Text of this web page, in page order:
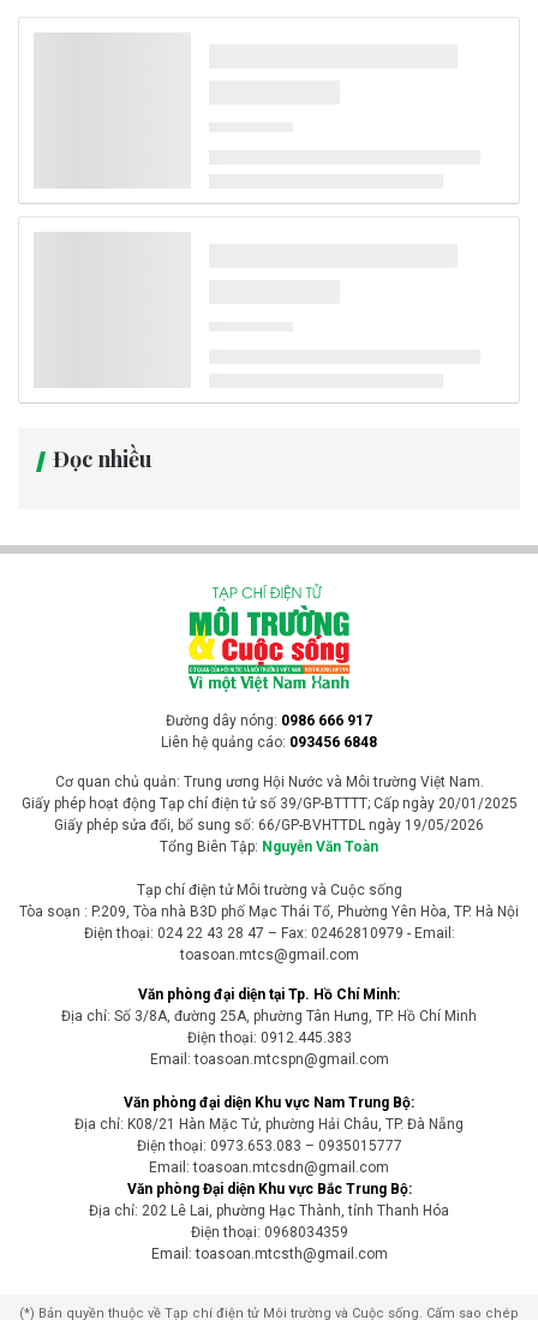
Đọc nhiều
Đường dây nóng: 0986 666 917
Liên hệ quảng cáo: 093456 6848
Cơ quan chủ quản: Trung ương Hội Nước và Môi trường Việt Nam.
Giấy phép hoạt động Tạp chí điện tử số 39/GP-BTTTT; Cấp ngày 20/01/2025
Giấy phép sửa đổi, bổ sung số: 66/GP-BVHTTDL ngày 19/05/2026
Tổng Biên Tập: Nguyễn Văn Toàn
Tạp chí điện tử Môi trường và Cuộc sống
Tòa soạn : P.209, Tòa nhà B3D phố Mạc Thái Tổ, Phường Yên Hòa, TP. Hà Nội
Điện thoại: 024 22 43 28 47 – Fax: 02462810979 - Email:
toasoan.mtcs@gmail.com
Văn phòng đại diện tại Tp. Hồ Chí Minh:
Địa chỉ: Số 3/8A, đường 25A, phường Tân Hưng, TP. Hồ Chí Minh
Điện thoại: 0912.445.383
Email: toasoan.mtcspn@gmail.com
Văn phòng đại diện Khu vực Nam Trung Bộ:
Địa chỉ: K08/21 Hàn Mặc Tử, phường Hải Châu, TP. Đà Nẵng
Điện thoại: 0973.653.083 – 0935015777
Email: toasoan.mtcsdn@gmail.com
Văn phòng Đại diện Khu vực Bắc Trung Bộ:
Địa chỉ: 202 Lê Lai, phường Hạc Thành, tỉnh Thanh Hóa
Điện thoại: 0968034359
Email: toasoan.mtcsth@gmail.com
(*) Bản quyền thuộc về Tạp chí điện tử Môi trường và Cuộc sống. Cấm sao chép